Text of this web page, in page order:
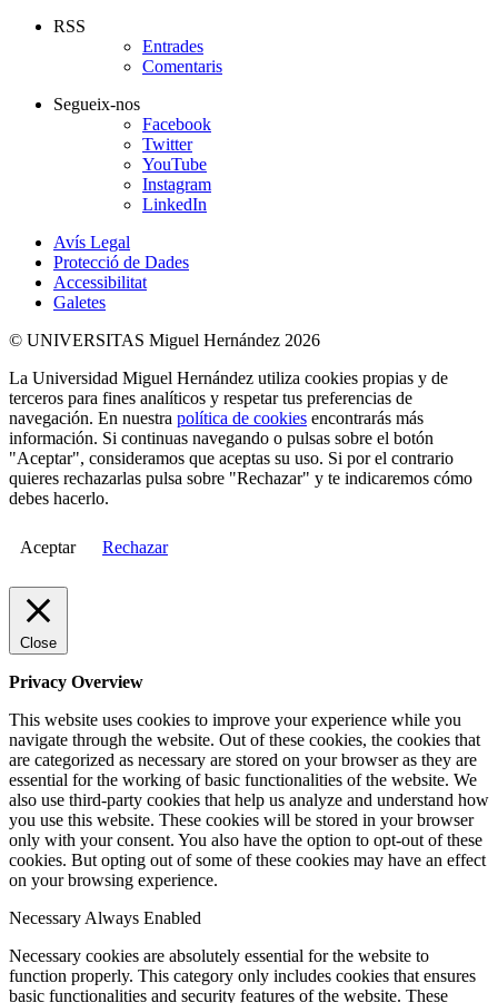
RSS
Entrades
Comentaris
Segueix-nos
Facebook
Twitter
YouTube
Instagram
LinkedIn
Avís Legal
Protecció de Dades
Accessibilitat
Galetes
© UNIVERSITAS Miguel Hernández 2026
La Universidad Miguel Hernández utiliza cookies propias y de
terceros para fines analíticos y respetar tus preferencias de
navegación. En nuestra política de cookies encontrarás más
información. Si continuas navegando o pulsas sobre el botón
"Aceptar", consideramos que aceptas su uso. Si por el contrario
quieres rechazarlas pulsa sobre "Rechazar" y te indicaremos cómo
debes hacerlo.
Aceptar Rechazar
Close
Privacy Overview
This website uses cookies to improve your experience while you
navigate through the website. Out of these cookies, the cookies that
are categorized as necessary are stored on your browser as they are
essential for the working of basic functionalities of the website. We
also use third-party cookies that help us analyze and understand how
you use this website. These cookies will be stored in your browser
only with your consent. You also have the option to opt-out of these
cookies. But opting out of some of these cookies may have an effect
on your browsing experience.
Necessary Always Enabled
Necessary cookies are absolutely essential for the website to
function properly. This category only includes cookies that ensures
basic functionalities and security features of the website. These